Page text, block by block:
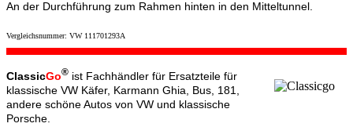
An der Durchführung zum Rahmen hinten in den Mitteltunnel.
Vergleichsnummer: VW 111701293A
ClassicGo® ist Fachhändler für Ersatzteile für
klassische VW Käfer, Karmann Ghia, Bus, 181,
andere schöne Autos von VW und klassische
Porsche.